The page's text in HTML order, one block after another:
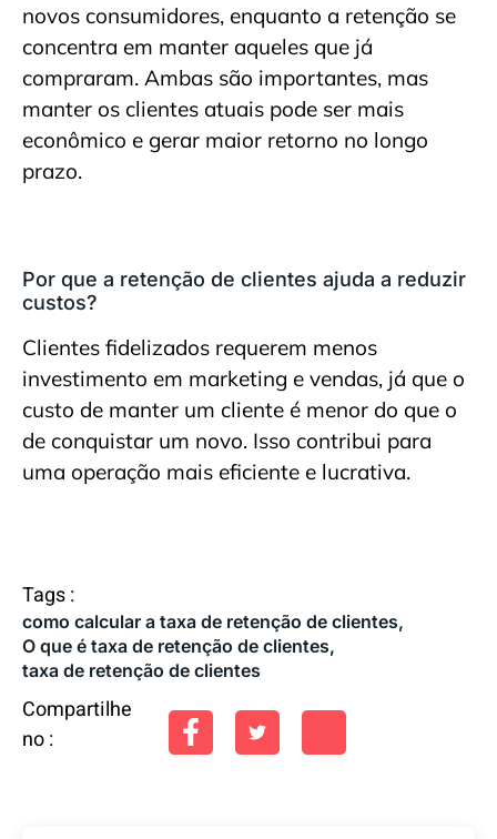
novos consumidores, enquanto a retenção se
concentra em manter aqueles que já
compraram. Ambas são importantes, mas
manter os clientes atuais pode ser mais
econômico e gerar maior retorno no longo
prazo.
Por que a retenção de clientes ajuda a reduzir
custos?
Clientes fidelizados requerem menos
investimento em marketing e vendas, já que o
custo de manter um cliente é menor do que o
de conquistar um novo. Isso contribui para
uma operação mais eficiente e lucrativa.
Tags :
como calcular a taxa de retenção de clientes,
O que é taxa de retenção de clientes,
taxa de retenção de clientes
Compartilhe
no :